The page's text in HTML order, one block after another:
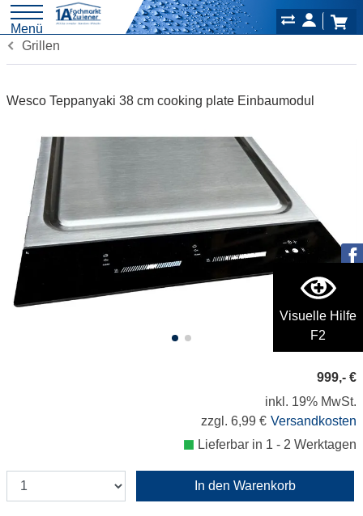
Visuelle Hilfe
F2
Menü
Grillen
Wesco Teppanyaki 38 cm cooking plate Einbaumodul
999,- €
inkl. 19% MwSt.
zzgl. 6,99 € Versandkosten
Lieferbar in 1 - 2 Werktagen
In den Warenkorb